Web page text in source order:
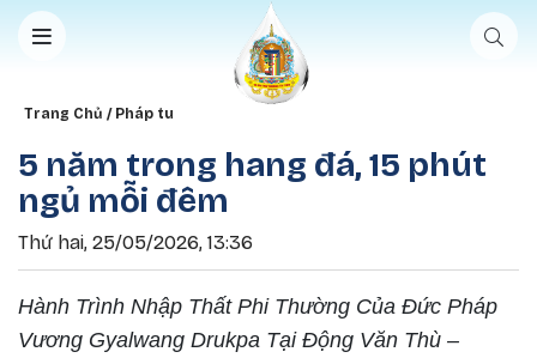
Nhảy đến nội dung
Breadcrumb
Trang Chủ Pháp tu
5 năm trong hang đá, 15 phút
ngủ mỗi đêm
Thứ hai, 25/05/2026, 13:36
Hành Trình Nhập Thất Phi Thường Của Đức Pháp
Vương Gyalwang Drukpa Tại Động Văn Thù –